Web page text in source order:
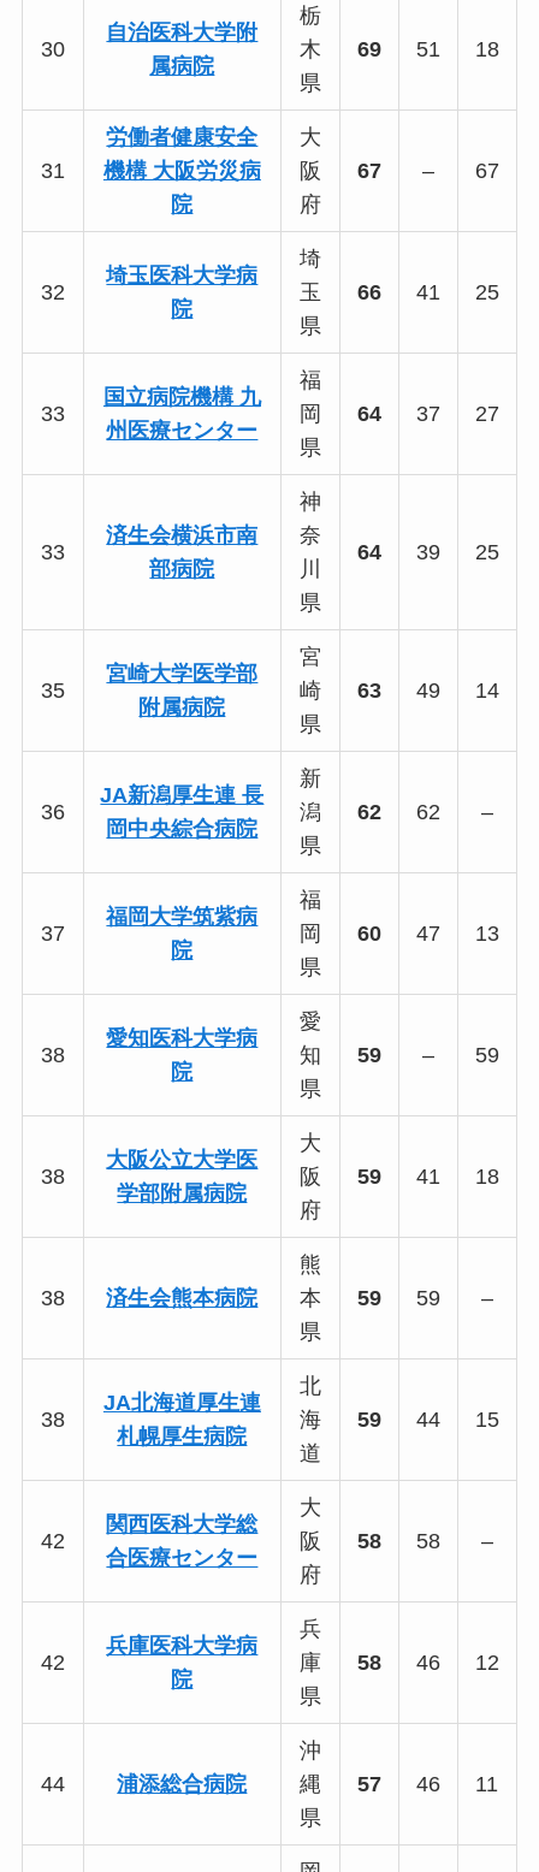
30
自治医科大学附
属病院
栃
木
県
69 51 18
31
労働者健康安全
機構 大阪労災病
院
大
阪
府
67 – 67
32
埼玉医科大学病
院
埼
玉
県
66 41 25
33
国立病院機構 九
州医療センター
福
岡
県
64 37 27
33
済生会横浜市南
部病院
神
奈
川
県
64 39 25
35
宮崎大学医学部
附属病院
宮
崎
県
63 49 14
36
JA新潟厚生連 長
岡中央綜合病院
新
潟
県
62 62 –
37
福岡大学筑紫病
院
福
岡
県
60 47 13
38
愛知医科大学病
院
愛
知
県
59 – 59
38
大阪公立大学医
学部附属病院
大
阪
府
59 41 18
38 済生会熊本病院
熊
本
県
59 59 –
38
JA北海道厚生連
札幌厚生病院
北
海
道
59 44 15
42
関西医科大学総
合医療センター
大
阪
府
58 58 –
42
兵庫医科大学病
院
兵
庫
県
58 46 12
44 浦添総合病院
沖
縄
県
57 46 11